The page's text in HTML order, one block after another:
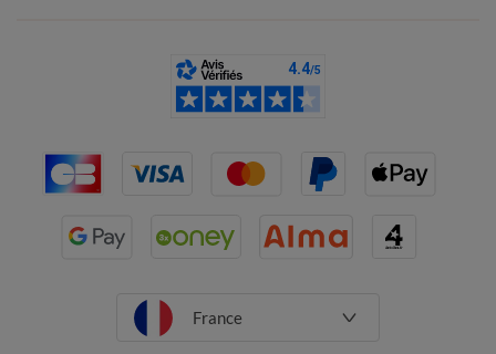
France